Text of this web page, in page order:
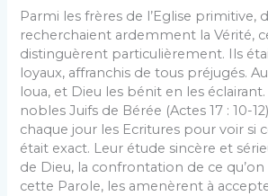
Parmi les frères de l’Eglise primitive,
recherchaient ardemment la Vérité,
distinguèrent particulièrement. Ils
loyaux, affranchis de tous préjugés.
loua, et Dieu les bénit en les éclairant.
nobles Juifs de Bérée (Actes 17 : 10-
chaque jour les Ecritures pour voir si
était exact. Leur étude sincère et
de Dieu, la confrontation de ce qu’on
cette Parole, les amenèrent à